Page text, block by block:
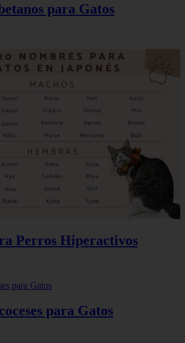
para Gatos
Perros Hiperactivos
para Gatos